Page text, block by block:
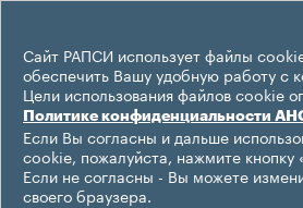
Сайт РАПСИ использует файлы
обеспечить Вашу удобную работу с
Цели использования файлов cookie
Политике конфиденциальности
Если Вы согласны и дальше
cookie, пожалуйста, нажмите кнопку
Если не согласны - Вы можете
своего браузера.